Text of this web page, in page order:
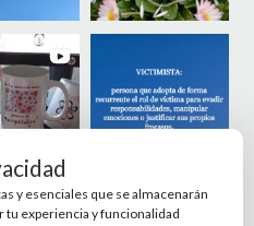
y esenciales que se almacenarán
tu experiencia y funcionalidad